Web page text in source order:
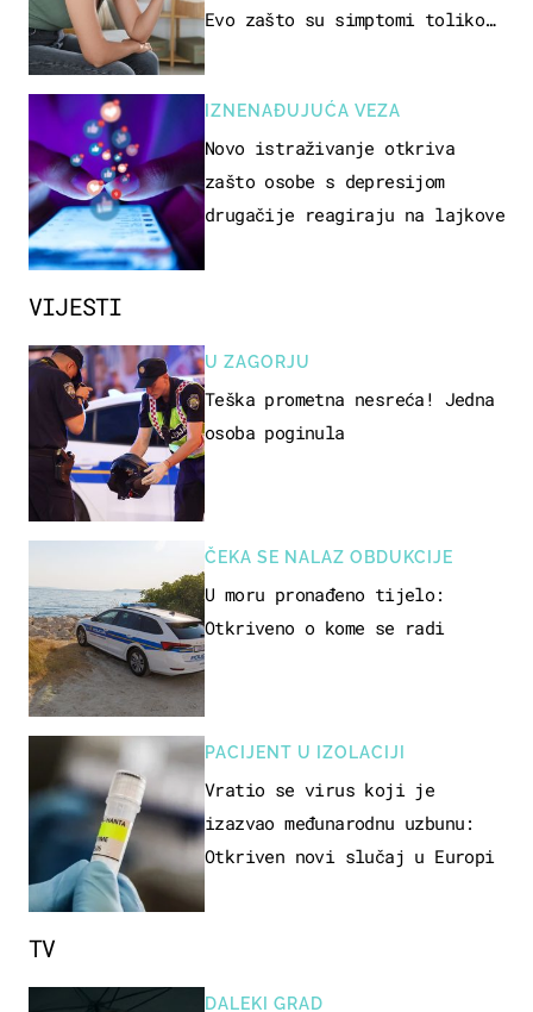
VIJESTI
U ZAGORJU
Teška prometna nesreća! Jedna
osoba poginula
ČEKA SE NALAZ OBDUKCIJE
U moru pronađeno tijelo:
Otkriveno o kome se radi
PACIJENT U IZOLACIJI
Vratio se virus koji je
izazvao međunarodnu uzbunu:
Otkriven novi slučaj u Europi
Evo zašto su simptomi toliko
IZNENAĐUJUĆA VEZA
Novo istraživanje otkriva
zašto osobe s depresijom
drugačije reagiraju na lajkove
TV
DALEKI GRAD